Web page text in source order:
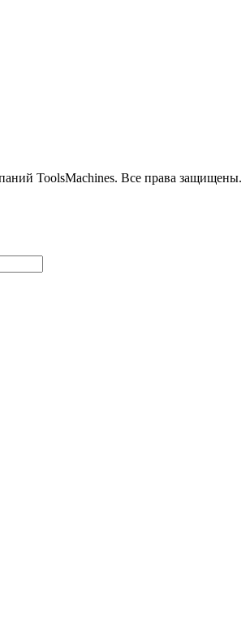
ToolsMachines. Все права защищены.